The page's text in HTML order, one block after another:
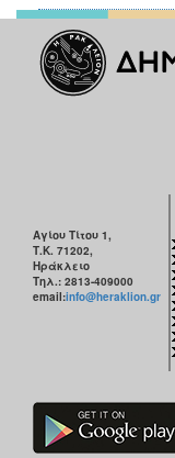
Αγίου Τίτου 1,
Τ.Κ. 71202,
Ηράκλειο
Τηλ.: 2813-409000
email:info@heraklion.gr